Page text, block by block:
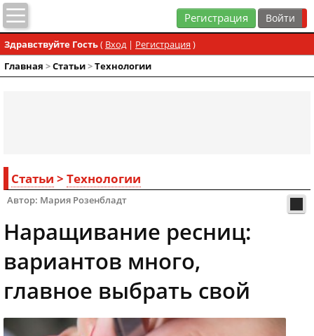
Регистрация
Здравствуйте Гость( Вход| Регистрация )
Главная >Статьи>Технологии
Статьи > Технологии
Автор: Мария Розенбладт
Наращивание ресниц:
вариантов много,
главное выбрать свой